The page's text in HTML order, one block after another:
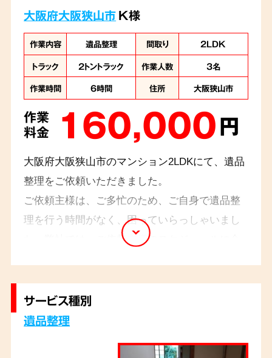
大阪府大阪狭山市K様
作業内容 遺品整理 間取り
2LDK
トラック
2トントラック 作業人数
3名
作業時間
6時間 住所 大阪狭山市
作業
料金
160,000円
大阪府大阪狭山市のマンション2LDKにて、遺品
整理をご依頼いただきました。
ご依頼主様は、ご多忙のため、ご自身で遺品整
理を行う時間がなく、困っていらっしゃいまし
た。弊社では、ご依頼主様のスケジュールに合
サービス種別
遺品整理